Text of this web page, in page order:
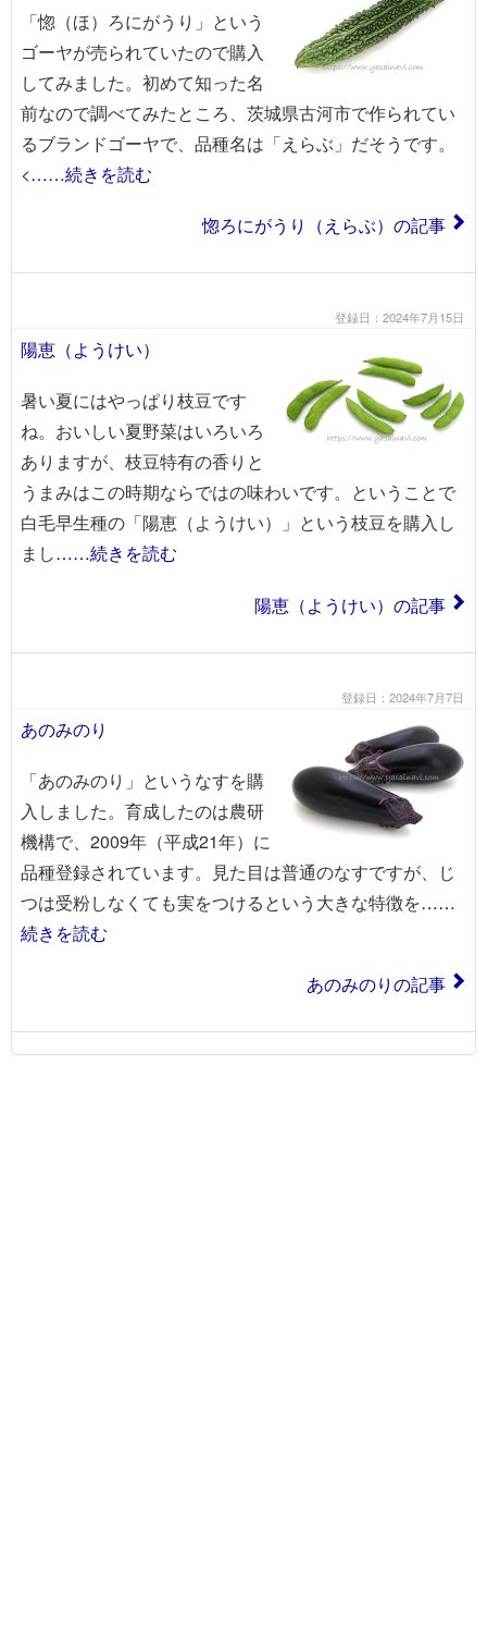
「惚（ほ）ろにがうり」という
ゴーヤが売られていたので購入
してみました。初めて知った名
前なので調べてみたところ、茨城県古河市で作られてい
るブランドゴーヤで、品種名は「えらぶ」だそうです。
<……続きを読む
惚ろにがうり（えらぶ）の記事
登録日：2024年7月15日
陽恵（ようけい）
暑い夏にはやっぱり枝豆です
ね。おいしい夏野菜はいろいろ
ありますが、枝豆特有の香りと
うまみはこの時期ならではの味わいです。ということで
白毛早生種の「陽恵（ようけい）」という枝豆を購入し
まし……続きを読む
陽恵（ようけい）の記事
登録日：2024年7月7日
あのみのり
「あのみのり」というなすを購
入しました。育成したのは農研
機構で、2009年（平成21年）に
品種登録されています。見た目は普通のなすですが、じ
つは受粉しなくても実をつけるという大きな特徴を……
続きを読む
あのみのりの記事